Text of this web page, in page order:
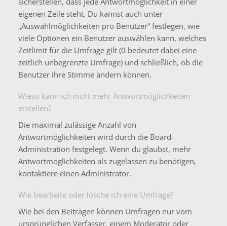
eigenen Zeile steht. Du kannst auch unter
„Auswahlmöglichkeiten pro Benutzer“ festlegen, wie
viele Optionen ein Benutzer auswählen kann, welches
Zeitlimit für die Umfrage gilt (0 bedeutet dabei eine
zeitlich unbegrenzte Umfrage) und schließlich, ob die
Benutzer ihre Stimme ändern können.
Wieso kann ich nicht mehr Antwortmöglichkeiten
erstellen?
Die maximal zulässige Anzahl von
Antwortmöglichkeiten wird durch die Board-
Administration festgelegt. Wenn du glaubst, mehr
Antwortmöglichkeiten als zugelassen zu benötigen,
kontaktiere einen Administrator.
Wie bearbeite oder lösche ich eine Umfrage?
Wie bei den Beiträgen können Umfragen nur vom
ursprünglichen Verfasser, einem Moderator oder